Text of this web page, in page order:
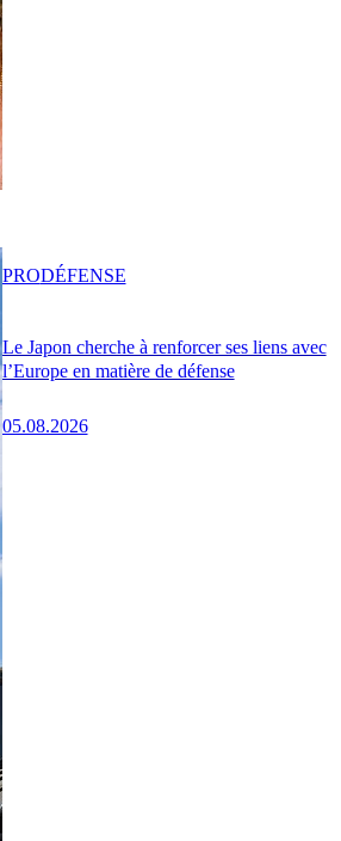
Le Japon cherche à renforcer ses liens avec
l’Europe en matière de défense
05.08.2026
PRODÉFENSE